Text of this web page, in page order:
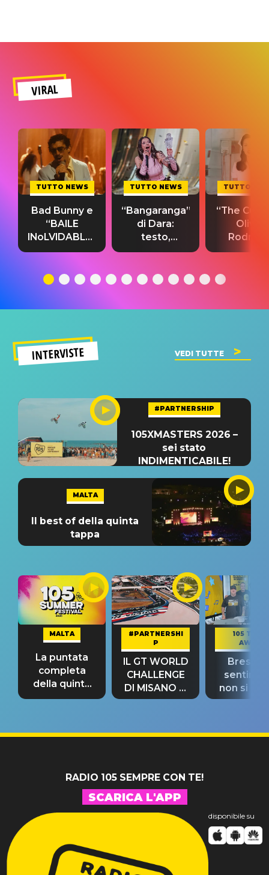
VIRAL
TUTTO NEWS
Bad Bunny e
“BAILE
INoLVIDABLE”:
testo,
significato
TUTTO NEWS
“Bangaranga”
di Dara:
testo,
traduzione e
del singolo
TUTTO
“The
Olivia
testo,
INTERVISTE VEDI TUTTE
#PARTNERSHIP
105XMASTERS 2026 –
sei stato
INDIMENTICABILE!
MALTA
Il best of della quinta
tappa
MALTA
La puntata
completa
della quinta
tappa
#PARTNERSHI
P
IL GT WORLD
CHALLENGE
DI MISANO si
riconferma
105 TAKE
AWAY
Bresh:
non si
fino alla
RADIO 105 SEMPRE CON TE!
SCARICA L'APP
disponibile su